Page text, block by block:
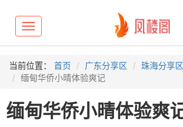
Toggle
navigation
当前位置： 首页 广东分享区
珠海分享区
缅甸华侨小晴体验爽记
缅甸华侨小晴体验爽